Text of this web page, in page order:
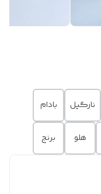
نارگیل بادام
هلو برنج